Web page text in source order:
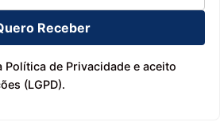
Receber
Política de Privacidade e aceito
(LGPD).